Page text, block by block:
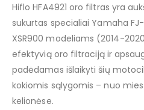
Hiflo HFA4921 oro filtras yra
sukurtas specialiai Yamaha
XSR900 modeliams (2014-
efektyvią oro filtraciją ir
padėdamas išlaikyti šių
kokiomis sąlygomis – nuo
kelionėse.